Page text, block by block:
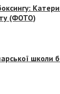
(ФОТО)
школи